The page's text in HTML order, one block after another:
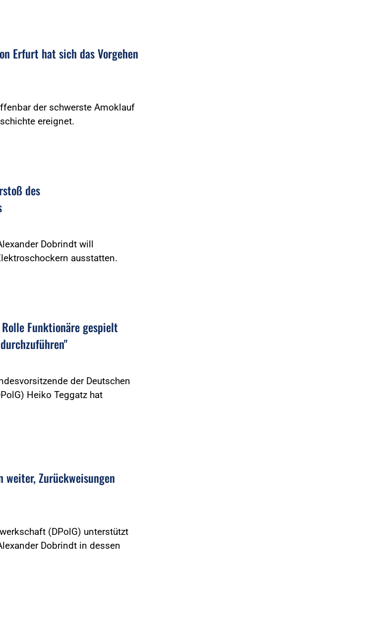
Erfurt hat sich das Vorgehen
der schwerste Amoklauf
ereignet.
des
Dobrindt will
ausstatten.
Funktionäre gespielt
der Deutschen
Heiko Teggatz hat
weiter, Zurückweisungen
(DPolG) unterstützt
Dobrindt in dessen